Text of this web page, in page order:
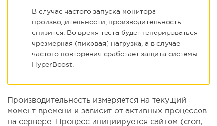
В случае частого запуска монитора
производительности, производительность
снизится. Во время теста будет генерироваться
чрезмерная (пиковая) нагрузка, а в случае
частого повторения сработает защита системы
HyperBoost.
Производительность измеряется на текущий
момент времени и зависит от активных процессов
на сервере. Процесс инициируется сайтом (cron,